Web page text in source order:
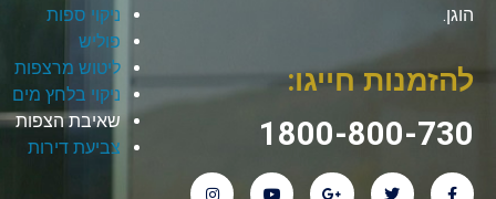
הוגן.
להזמנות חייגו:
1800-800-730
ניקוי ספות
פוליש
ליטוש מרצפות
ניקוי בלחץ מים
שאיבת הצפות
צביעת דירות